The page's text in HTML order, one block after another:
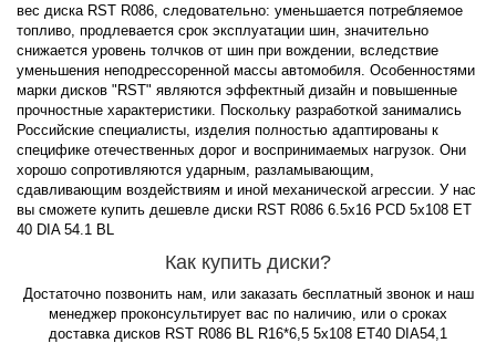
вес диска RST R086, следовательно: уменьшается потребляемое
топливо, продлевается срок эксплуатации шин, значительно
снижается уровень толчков от шин при вождении, вследствие
уменьшения неподрессоренной массы автомобиля. Особенностями
марки дисков "RST" являются эффектный дизайн и повышенные
прочностные характеристики. Поскольку разработкой занимались
Российские специалисты, изделия полностью адаптированы к
специфике отечественных дорог и воспринимаемых нагрузок. Они
хорошо сопротивляются ударным, разламывающим,
сдавливающим воздействиям и иной механической агрессии. У нас
вы сможете купить дешевле диски RST R086 6.5x16 PCD 5x108 ET
40 DIA 54.1 BL
Как купить диски?
Достаточно позвонить нам, или заказать бесплатный звонок и наш
менеджер проконсультирует вас по наличию, или о сроках
доставка дисков RST R086 BL R16*6,5 5x108 ET40 DIA54,1